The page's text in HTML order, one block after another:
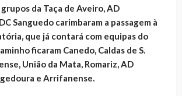
da Taça de Aveiro, AD
Sanguedo carimbaram a passagem à
que já contará com equipas do
ficaram Canedo, Caldas de S.
União da Mata, Romariz, AD
e Arrifanense.